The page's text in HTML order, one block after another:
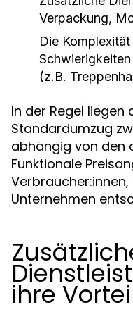
Verpackung,
Die
(z.B.
In der Regel liegen
Standardumzug
abhängig von den
Funktionale
Unternehmen
ihre